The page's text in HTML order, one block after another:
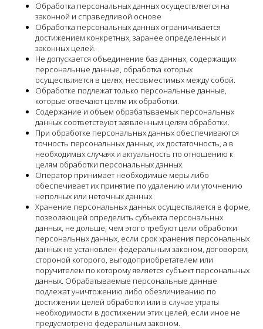
Обработка персональных данных осуществляется на
законной и справедливой основе
Обработка персональных данных ограничивается
достижением конкретных, заранее определенных и
законных целей.
Не допускается объединение баз данных, содержащих
персональные данные, обработка которых
осуществляется в целях, несовместимых между собой.
Обработке подлежат только персональные данные,
которые отвечают целям их обработки.
Содержание и объем обрабатываемых персональных
данных соответствуют заявленным целям обработки.
При обработке персональных данных обеспечиваются
точность персональных данных, их достаточность, а в
необходимых случаях и актуальность по отношению к
целям обработки персональных данных.
Оператор принимает необходимые меры либо
обеспечивает их принятие по удалению или уточнению
неполных или неточных данных.
Хранение персональных данных осуществляется в форме,
позволяющей определить субъекта персональных
данных, не дольше, чем этого требуют цели обработки
персональных данных, если срок хранения персональных
данных не установлен федеральным законом, договором,
стороной которого, выгодоприобретателем или
поручителем по которому является субъект персональных
данных. Обрабатываемые персональные данные
подлежат уничтожению либо обезличиванию по
достижении целей обработки или в случае утраты
необходимости в достижении этих целей, если иное не
предусмотрено федеральным законом.